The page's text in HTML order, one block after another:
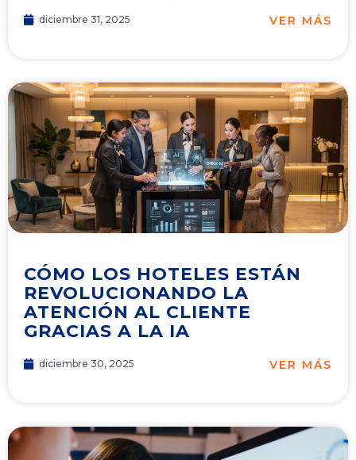
diciembre 31, 2025 VER MÁS
CÓMO LOS HOTELES ESTÁN
REVOLUCIONANDO LA
ATENCIÓN AL CLIENTE
GRACIAS A LA IA
diciembre 30, 2025 VER MÁS